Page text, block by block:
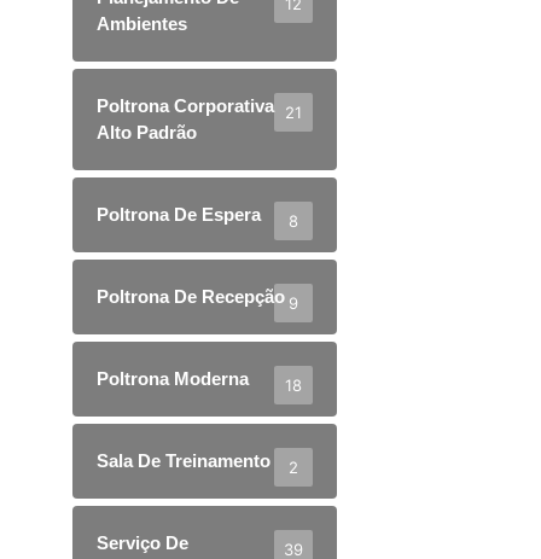
Ambientes
Poltrona Corporativa
Alto Padrão
21
Poltrona De Espera 8
Poltrona De Recepção 9
Poltrona Moderna 18
Sala De Treinamento 2
Serviço De
39